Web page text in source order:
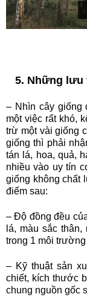
5. Những lưu
– Nhìn cây giống
một việc rất khó,
trừ một vài giống
giống thì phải
tán lá, hoa, quả,
nhiều vào uy tín
giống không chất
điểm sau:
– Độ đồng đều
lá, màu sắc
trong 1 môi
– Kỹ thuật sản
chiết, kích thước
chung nguồn gốc